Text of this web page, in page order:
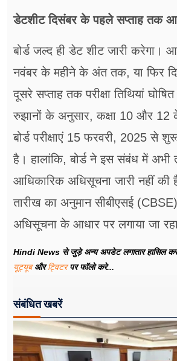
डेटशीट दिसंबर के पहले सप्ताह तक
बोर्ड जल्द ही डेट शीट जारी करेगा।
नवंबर के महीने के अंत तक, या फिर
दूसरे सप्ताह तक परीक्षा तिथियां
रुझानों के अनुसार, कक्षा 10 और 12
बोर्ड परीक्षाएं 15 फरवरी, 2025 से
है। हालांकि, बोर्ड ने इस संबंध में अभी
आधिकारिक अधिसूचना जारी नहीं की
तारीख का अनुमान सीबीएसई (CBSE)
अधिसूचना के आधार पर लगाया जा
Hindi News से जुड़े अन्य अपडेट लगातार हासिल
यूट्यूबऔरट्विटरपर फॉलो करे...
संबंधित खबरें